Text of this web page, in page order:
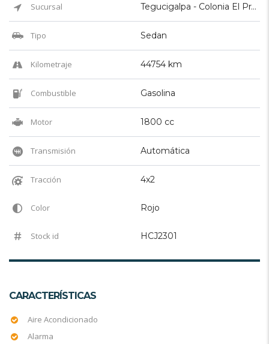
Sucursal Tegucigalpa - Colonia El Prado
Tipo Sedan
Kilometraje 44754 km
Combustible Gasolina
Motor 1800 cc
Transmisión Automática
Tracción 4x2
Color Rojo
Stock id HCJ2301
CARACTERÍSTICAS
Aire Acondicionado
Alarma